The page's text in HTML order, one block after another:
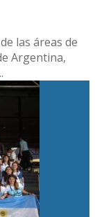
las áreas de
Argentina,